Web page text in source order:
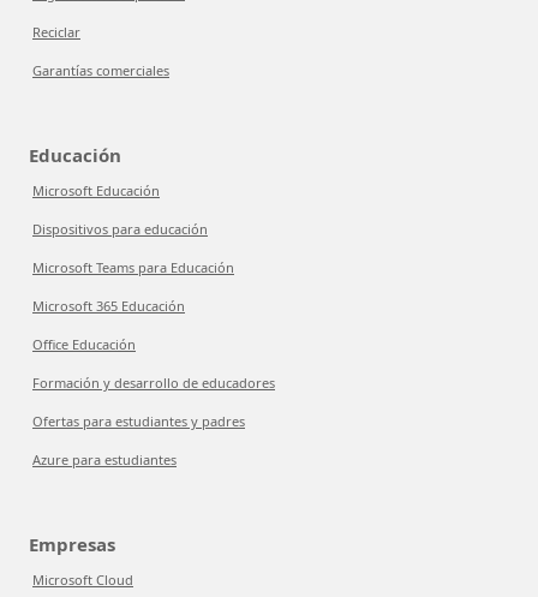
Reciclar
Garantías comerciales
Educación
Microsoft Educación
Dispositivos para educación
Microsoft Teams para Educación
Microsoft 365 Educación
Office Educación
Formación y desarrollo de educadores
Ofertas para estudiantes y padres
Azure para estudiantes
Empresas
Microsoft Cloud